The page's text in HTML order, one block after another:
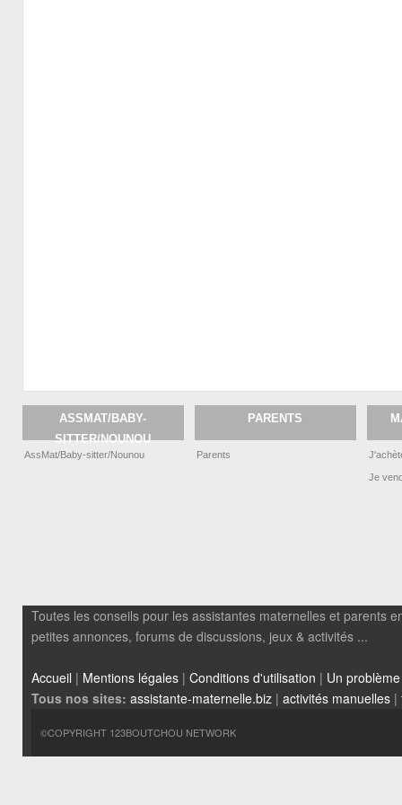
ASSMAT/BABY-
SITTER/NOUNOU
AssMat/Baby-sitter/Nounou
PARENTS
Parents
Je
Toutes les conseils pour les assistantes maternelles et parents
petites annonces, forums de discussions, jeux & activités ...
Accueil | Mentions légales | Conditions d'utilisation | Un
Tous nos sites: assistante-maternelle.biz | activités manuelles |
©COPYRIGHT 123BOUTCHOU NETWORK